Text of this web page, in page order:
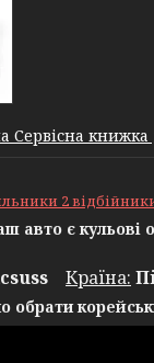
Сервісна книжка
2
авто є кульові
Крaїна:
обрати